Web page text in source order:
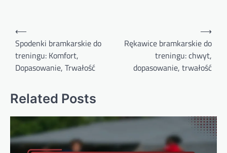
Post
navigation
⟵
Spodenki bramkarskie do
treningu: Komfort,
Dopasowanie, Trwałość
Rękawice bramkarskie do
treningu: chwyt,
dopasowanie, trwałość
⟶
Related Posts